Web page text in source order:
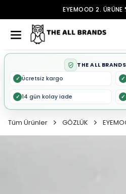
EYEMOOD 2.
THE ALL
✓ Ücretsiz kargo ✓
✓ 14 gün kolay iade ✓
Tüm Ürünler GÖZLÜK